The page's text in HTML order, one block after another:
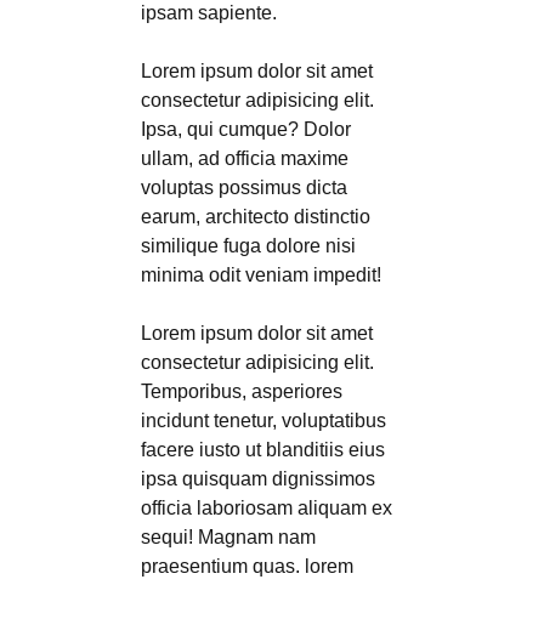
ipsam sapiente.
Lorem ipsum dolor sit amet
consectetur adipisicing elit.
Ipsa, qui cumque? Dolor
ullam, ad officia maxime
voluptas possimus dicta
earum, architecto distinctio
similique fuga dolore nisi
minima odit veniam impedit!
Lorem ipsum dolor sit amet
consectetur adipisicing elit.
Temporibus, asperiores
incidunt tenetur, voluptatibus
facere iusto ut blanditiis eius
ipsa quisquam dignissimos
officia laboriosam aliquam ex
sequi! Magnam nam
praesentium quas. lorem